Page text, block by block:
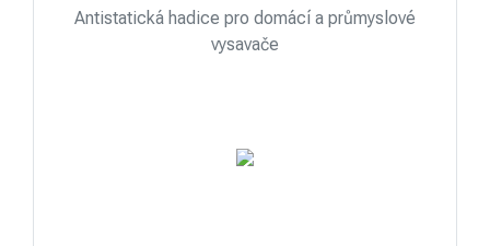
Antistatická hadice pro domácí a průmyslové
vysavače